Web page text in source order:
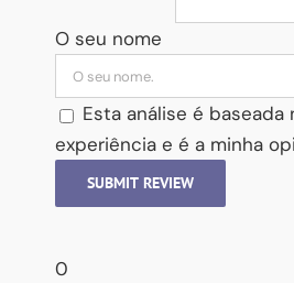
O seu nome
Esta análise é baseada
experiência e é a minha
SUBMIT REVIEW
0